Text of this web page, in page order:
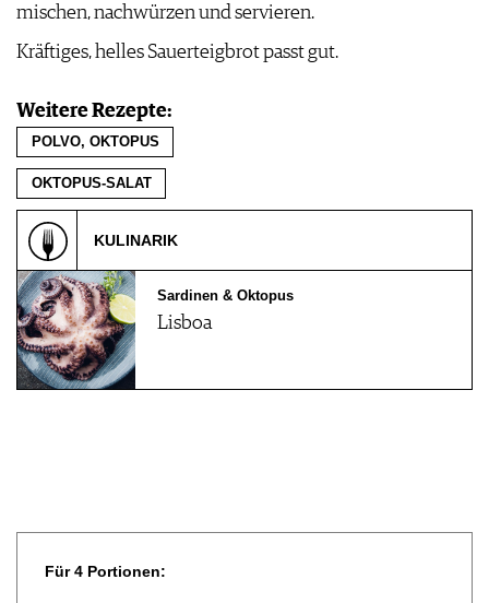
mischen, nachwürzen und servieren.
Kräftiges, helles Sauerteigbrot passt gut.
Weitere Rezepte:
POLVO, OKTOPUS
OKTOPUS-SALAT
KULINARIK
Sardinen & Oktopus
Lisboa
Für 4 Portionen: